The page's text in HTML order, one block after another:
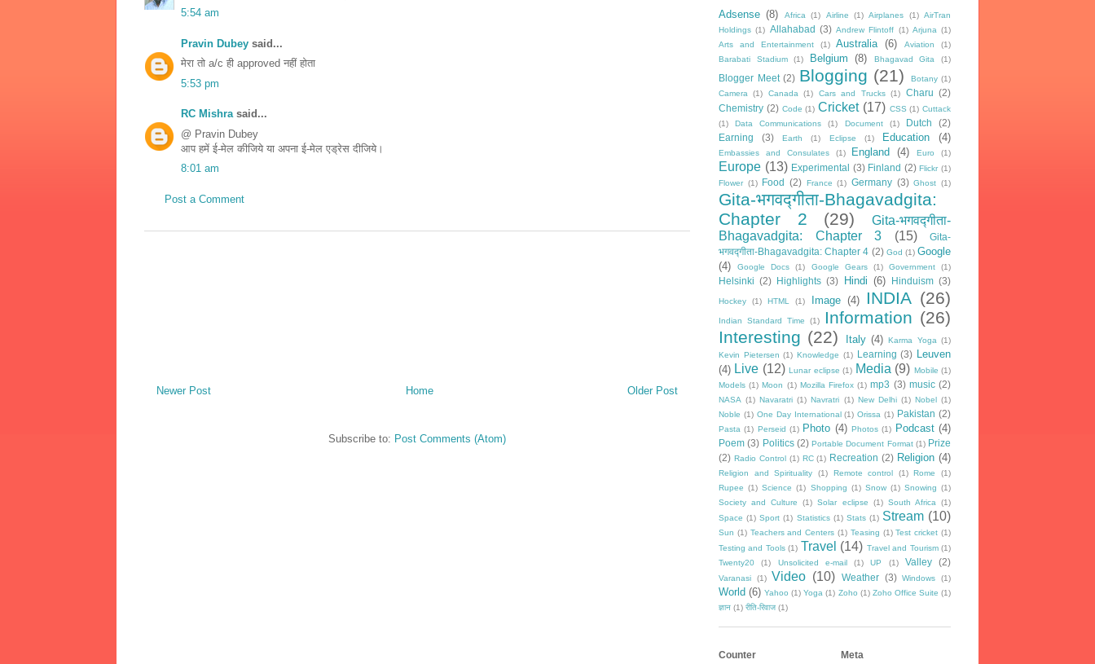
5:54 am
Pravin Dubey said...
मेरा तो a/c ही approved नहीं होता
5:53 pm
RC Mishrasaid...
@ Pravin Dubey
आप हमें ई-मेल कीजिये या अपना ई-मेल एड्रेस दीजिये।
8:01 am
Post a Comment
Newer Post Older Post
Home
Subscribe to: Post Comments (Atom)
Adsense (8) Africa (1) Airline (1) Airplanes (1) AirTran
Holdings (1) Allahabad (3) Andrew Flintoff (1) Arjuna (1)
Arts and Entertainment
(1) Australia (6) Aviation
(1)
Barabati Stadium
(1) Belgium (8) Bhagavad Gita (1)
Blogger Meet (2) Blogging (21) Botany (1)
Camera
(1) Canada (1) Cars and Trucks (1) Charu (2)
Chemistry (2) Code (1) Cricket (17) CSS (1) Cuttack
(1)
Data Communications (1) Document (1) Dutch
(2)
Earning
(3) Earth (1) Eclipse (1) Education (4)
Embassies and Consulates (1) England (4) Euro (1)
Europe (13) Experimental (3) Finland (2) Flickr (1)
Flower (1) Food (2) France (1) Germany (3) Ghost (1)
Gita-भगवद्गीता-Bhagavadgita:
Chapter 2
(29)
Gita-भगवद्गीता-
Bhagavadgita: Chapter 3
(15)
Gita-
भगवद्गीता-Bhagavadgita: Chapter 4 (2) God (1) Google
(4)
Google Docs (1) Google Gears (1) Government (1)
Helsinki (2) Highlights (3) Hindi (6) Hinduism (3)
Hockey (1) HTML (1) Image (4) INDIA (26)
Indian Standard Time (1) Information (26)
Interesting (22) Italy (4) Karma Yoga (1)
Kevin Pietersen (1) Knowledge (1) Learning (3)
Leuven
(4) Live (12) Lunar eclipse (1) Media (9) Mobile (1)
Models (1) Moon (1) Mozilla Firefox (1) mp3 (3) music (2)
NASA (1) Navaratri (1) Navratri (1) New Delhi (1) Nobel (1)
Noble (1) One Day International (1) Orissa (1) Pakistan (2)
Pasta (1) Perseid (1) Photo (4) Photos (1) Podcast (4)
Poem (3) Politics (2) Portable Document Format (1) Prize
(2) Radio Control (1) RC (1) Recreation (2) Religion (4)
Religion and Spirituality (1) Remote control (1) Rome
(1)
Rupee (1) Science (1) Shopping (1) Snow (1) Snowing (1)
Society and Culture
(1) Solar eclipse (1) South Africa
(1)
Space (1) Sport (1) Statistics (1) Stats (1) Stream (10)
Sun (1) Teachers and Centers (1) Teasing (1) Test cricket (1)
Testing and Tools (1) Travel (14) Travel and Tourism (1)
Twenty20
(1) Unsolicited e-mail (1) UP (1) Valley (2)
Varanasi (1) Video (10) Weather (3) Windows (1)
World (6) Yahoo (1) Yoga (1) Zoho (1) Zoho Office Suite (1)
ज्ञान (1) रीति-रिवाज (1)
Counter Meta